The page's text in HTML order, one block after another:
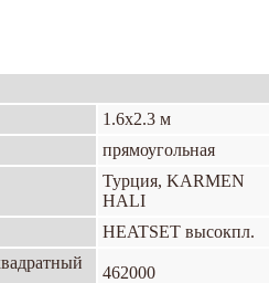
1.6х2.3 м
прямоугольная
Турция, KARMEN
HALI
HEATSET высокпл.
462000